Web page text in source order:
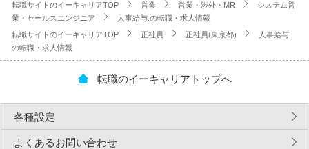
転職サイトのイーキャリアTOP 営業 営業・渉外・MR
システム営
業・セールスエンジニア
人事給与.の転職・求人情報
転職サイトのイーキャリアTOP 正社員 正社員(東京都)
人事給与.
の転職・求人情報
転職のイーキャリアトップへ
各種設定
よくあるお問い合わせ